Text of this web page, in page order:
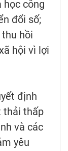
học công
đổi số;
hồi
hội vì lợi
định
thải thấp
và các
yêu